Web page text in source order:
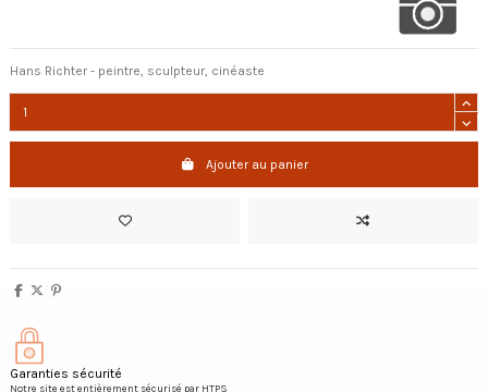
Hans Richter - peintre, sculpteur, cinéaste
Ajouter au panier
Garanties sécurité
Notre site est entièrement sécurisé par HTPS